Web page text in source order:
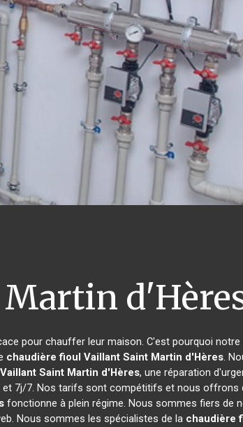
pour chauffer leur maison. C'est pourquoi notre
chaudière fioul Vaillant Saint Martin d'Hères.
Saint Martin d'Hères, une réparation
et 7j/7. Nos tarifs sont compétitifs et nous offrons
fonctionne à plein régime. Nous sommes fiers de
Nous sommes les spécialistes de la chaudière